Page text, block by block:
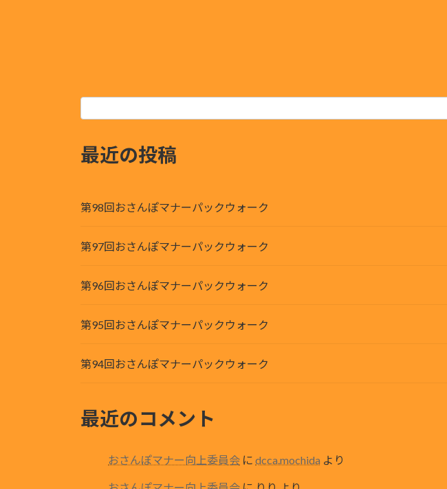
最近の投稿
第98回おさんぽマナーパックウォーク
第97回おさんぽマナーパックウォーク
第96回おさんぽマナーパックウォーク
第95回おさんぽマナーパックウォーク
第94回おさんぽマナーパックウォーク
最近のコメント
おさんぽマナー向上委員会 に dcca.mochida より